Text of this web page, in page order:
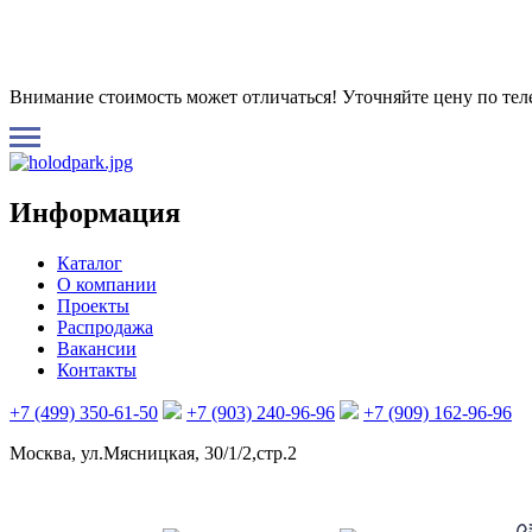
Внимание стоимость может отличаться! Уточняйте цену по
Информация
Каталог
О компании
Проекты
Распродажа
Вакансии
Контакты
+7 (499) 350-61-50 +7 (903) 240-96-96
+7 (909) 162-96-96
Москва, ул.Мясницкая, 30/1/2,стр.2